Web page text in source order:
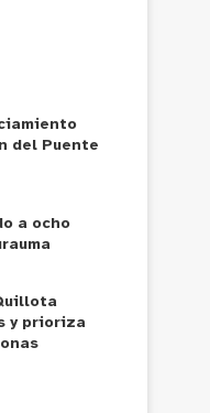
del Puente
a ocho
y prioriza